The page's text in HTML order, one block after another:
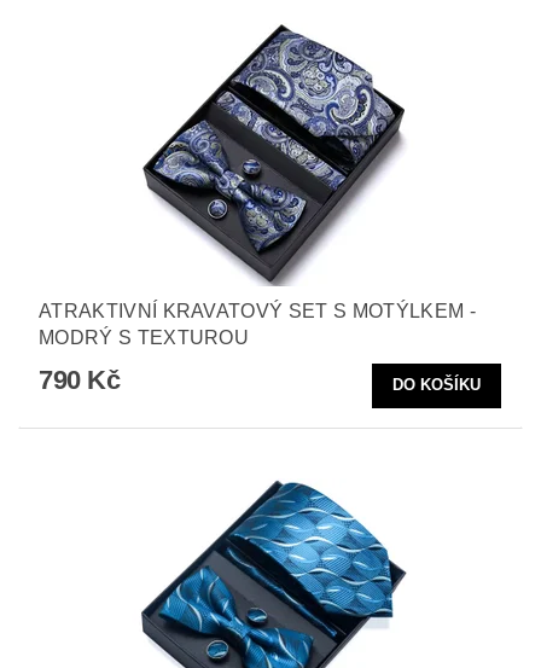
ATRAKTIVNÍ KRAVATOVÝ SET S MOTÝLKEM -
MODRÝ S TEXTUROU
790 Kč